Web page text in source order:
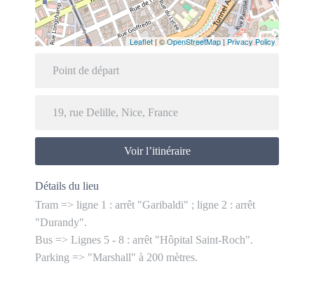
Leaflet| ©OpenStreetMap | Privacy Policy
Voir l’itinéraire
Détails du lieu
Tram => ligne 1 : arrêt "Garibaldi" ; ligne 2 : arrêt
"Durandy".
Bus => Lignes 5 - 8 : arrêt "Hôpital Saint-Roch".
Parking => "Marshall" à 200 mètres.